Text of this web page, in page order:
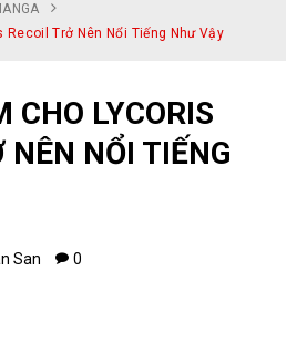
Recoil Trở Nên Nổi Tiếng Như Vậy
NÊN NỔI TIẾNG
San 0